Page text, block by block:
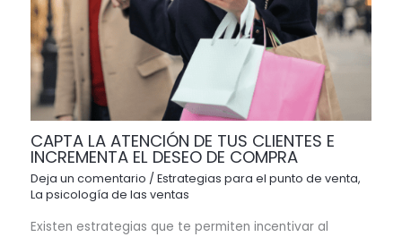
CAPTA LA ATENCIÓN DE TUS CLIENTES E
INCREMENTA EL DESEO DE COMPRA
Deja un comentario /Estrategias para el punto de venta,
La psicología de las ventas
Existen estrategias que te permiten incentivar al